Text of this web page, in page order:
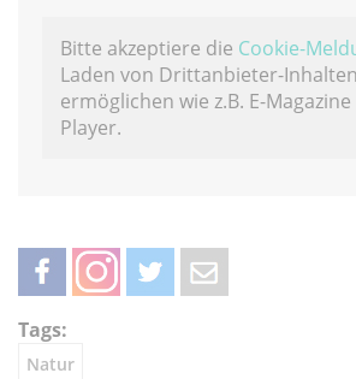
Bitte akzeptiere die Cookie-
Laden von Drittanbieter-
ermöglichen wie z.B. E-
Player.
teilen
Tags:
Natur